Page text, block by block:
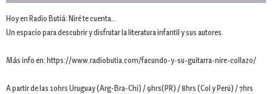
Hoy en Radio Butiá: Niré te cuenta…
Un espacio para descubrir y disfrutar la literatura infantil y sus autores.
Más info en: https://www.radiobutia.com/facundo-y-su-guitarra-nire-collazo/
A partir de las 10hrs Uruguay (Arg-Bra-Chi) / 9hrs(PR) / 8hrs (Col y Perú) / 7hrs